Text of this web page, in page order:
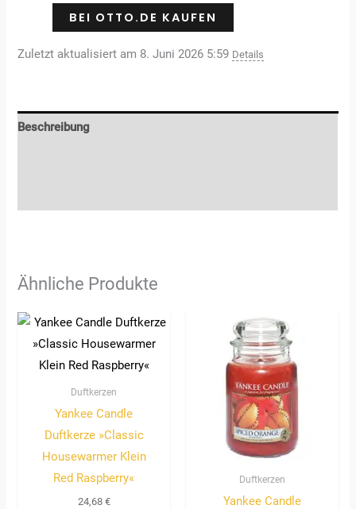
BEI OTTO.DE KAUFEN
Zuletzt aktualisiert am 8. Juni 2026 5:59 Details
Beschreibung
Ähnliche Produkte
Duftkerzen
Yankee Candle
Duftkerze »Classic
Housewarmer Klein
Red Raspberry«
24,68 €
Duftkerzen
Yankee Candle